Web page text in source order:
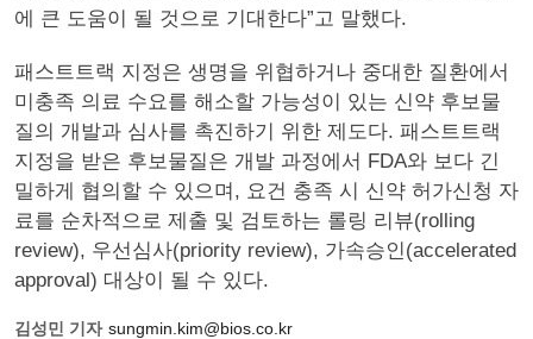
에 큰 도움이 될 것으로 기대한다”고 말했다.
패스트트랙 지정은 생명을 위협하거나 중대한 질환에서
미충족 의료 수요를 해소할 가능성이 있는 신약 후보물
질의 개발과 심사를 촉진하기 위한 제도다. 패스트트랙
지정을 받은 후보물질은 개발 과정에서 FDA와 보다 긴
밀하게 협의할 수 있으며, 요건 충족 시 신약 허가신청 자
료를 순차적으로 제출 및 검토하는 롤링 리뷰(rolling
review), 우선심사(priority review), 가속승인(accelerated
approval) 대상이 될 수 있다.
김성민 기자 sungmin.kim@bios.co.kr